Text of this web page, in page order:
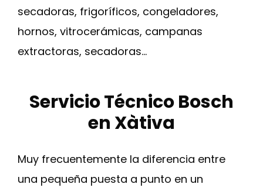
secadoras, frigoríficos, congeladores,
hornos, vitrocerámicas, campanas
extractoras, secadoras…
Servicio Técnico Bosch
en Xàtiva
Muy frecuentemente la diferencia entre
una pequeña puesta a punto en un